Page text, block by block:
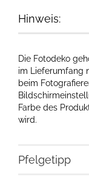
Hinweis:
Die Fotodeko
im Lieferumfang
beim
Farbe des
wird.
Pfelgetipp